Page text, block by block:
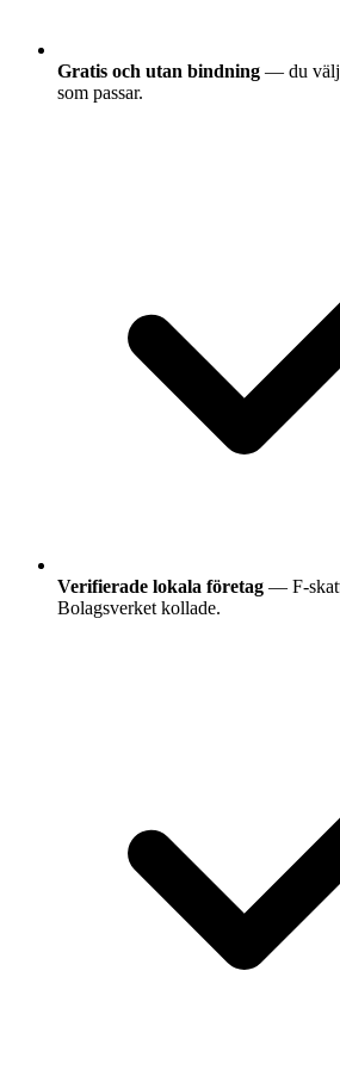
Gratis och utan bindning — du
som passar.
Verifierade lokala företag — F-
Bolagsverket kollade.